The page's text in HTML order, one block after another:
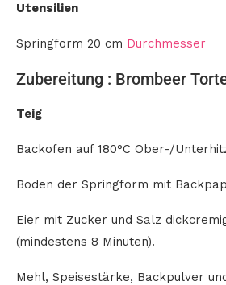
Utensilien
Springform 20 cm Durchmesser
Zubereitung : Brombeer
Teig
Backofen auf 180°C Ober-/
Boden der Springform mit
Eier mit Zucker und Salz
(mindestens 8 Minuten).
Mehl, Speisestärke, Backpulver